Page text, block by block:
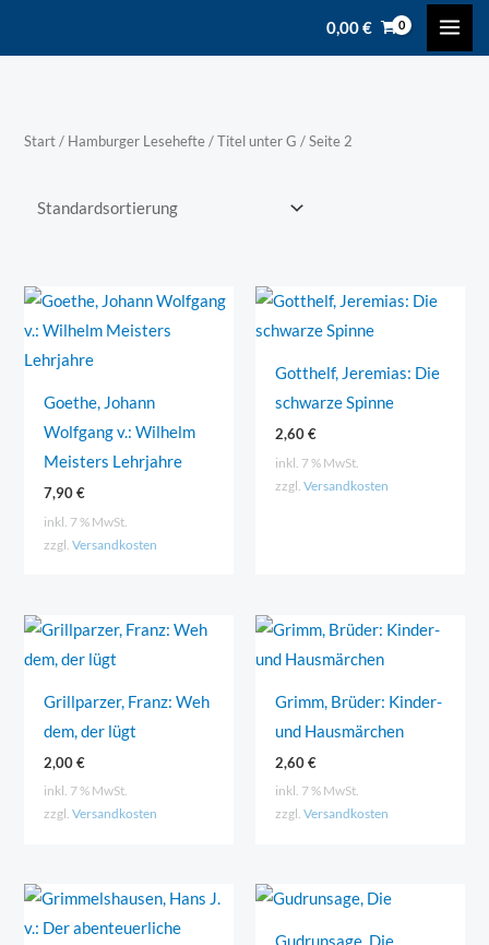
0,00€
Start/ Hamburger Lesehefte/Titel unter G / Seite 2
Goethe, Johann
Wolfgang v.: Wilhelm
Meisters Lehrjahre
7,90€
inkl. 7 % MwSt.
zzgl. Versandkosten
Gotthelf, Jeremias: Die
schwarze Spinne
2,60€
inkl. 7 % MwSt.
zzgl. Versandkosten
Grillparzer, Franz: Weh
dem, der lügt
2,00€
inkl. 7 % MwSt.
zzgl. Versandkosten
Grimm, Brüder: Kinder-
und Hausmärchen
2,60€
inkl. 7 % MwSt.
zzgl. Versandkosten
Gudrunsage, Die